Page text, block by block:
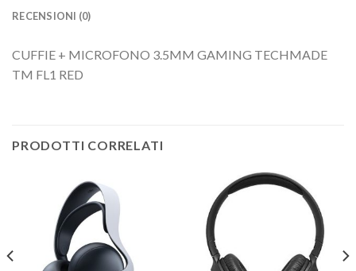
RECENSIONI (0)
CUFFIE + MICROFONO 3.5MM GAMING TECHMADE
TM FL1 RED
PRODOTTI CORRELATI